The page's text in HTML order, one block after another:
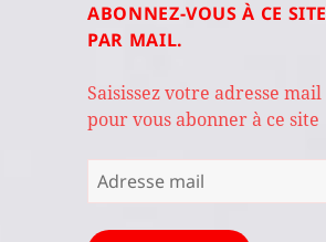
ABONNEZ-VOUS À CE SITE
PAR MAIL.
Saisissez votre adresse mail
pour vous abonner à ce site
Adresse
mail